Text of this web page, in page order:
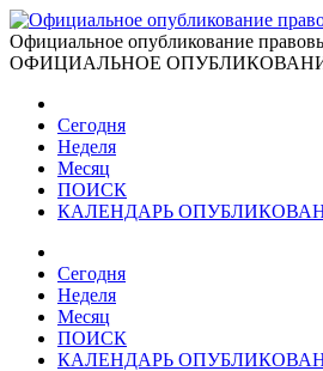
Официальное опубликование
ОФИЦИАЛЬНОЕ
Сегодня
Неделя
Месяц
ПОИСК
КАЛЕНДАРЬ
Сегодня
Неделя
Месяц
ПОИСК
КАЛЕНДАРЬ